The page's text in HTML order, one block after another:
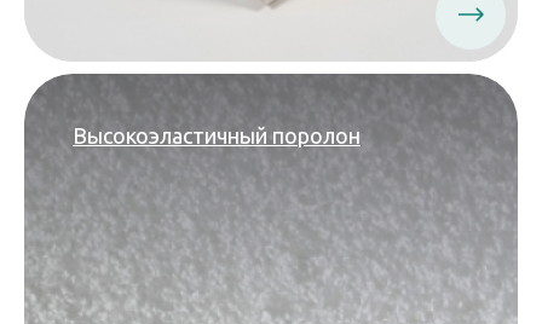
Высокоэластичный поролон